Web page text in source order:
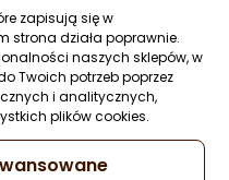
zapisują się w
strona działa poprawnie.
naszych sklepów, w
Twoich potrzeb poprzez
i analitycznych,
plików cookies.